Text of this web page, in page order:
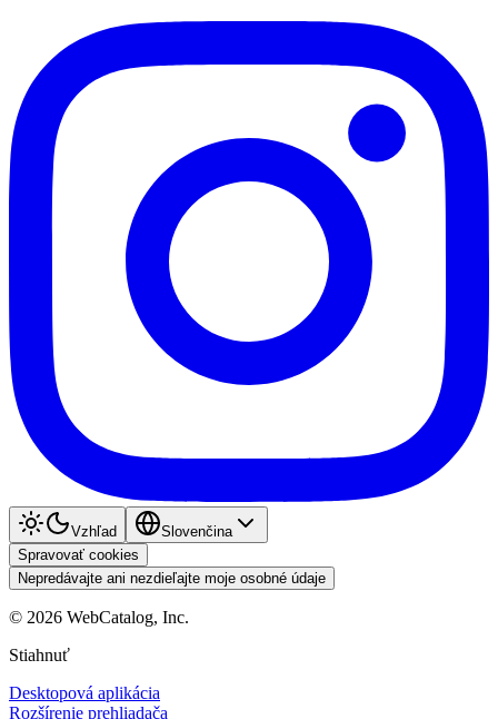
Vzhľad
Slovenčina
Spravovať cookies
Nepredávajte ani nezdieľajte moje osobné údaje
© 2026 WebCatalog, Inc.
Stiahnuť
Desktopová aplikácia
Rozšírenie prehliadača